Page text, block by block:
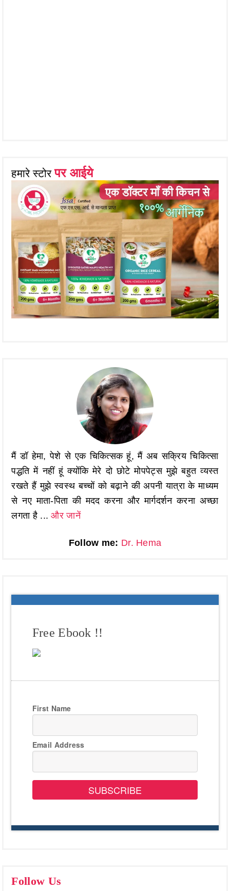
हमारे स्टोरपर आईये
मैं डॉ हेमा, पेशे से एक चिकित्सक हूं, मैं अब सक्रिय चिकित्सा
पद्धति में नहीं हूं क्योंकि मेरे दो छोटे मोपपेट्स मुझे बहुत व्यस्त
रखते हैं मुझे स्वस्थ बच्चों को बढ़ाने की अपनी यात्रा के माध्यम
से नए माता-पिता की मदद करना और मार्गदर्शन करना अच्छा
लगता है ...और जानें
Follow me: Dr. Hema
Free Ebook !!
First Name
Email Address
SUBSCRIBE
Follow Us